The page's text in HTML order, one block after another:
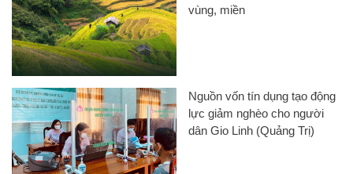
vùng, miền
Nguồn vốn tín dụng tạo động
lực giảm nghèo cho người
dân Gio Linh (Quảng Trị)